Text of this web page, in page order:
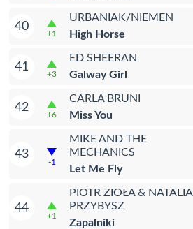
40
+1
URBANIAK/NIEMEN
High Horse
41
+3
ED SHEERAN
Galway Girl
42
+6
CARLA BRUNI
Miss You
43
-1
MIKE AND THE
MECHANICS
Let Me Fly
44
+1
PIOTR ZIOŁA & NATALIA
PRZYBYSZ
Zapalniki